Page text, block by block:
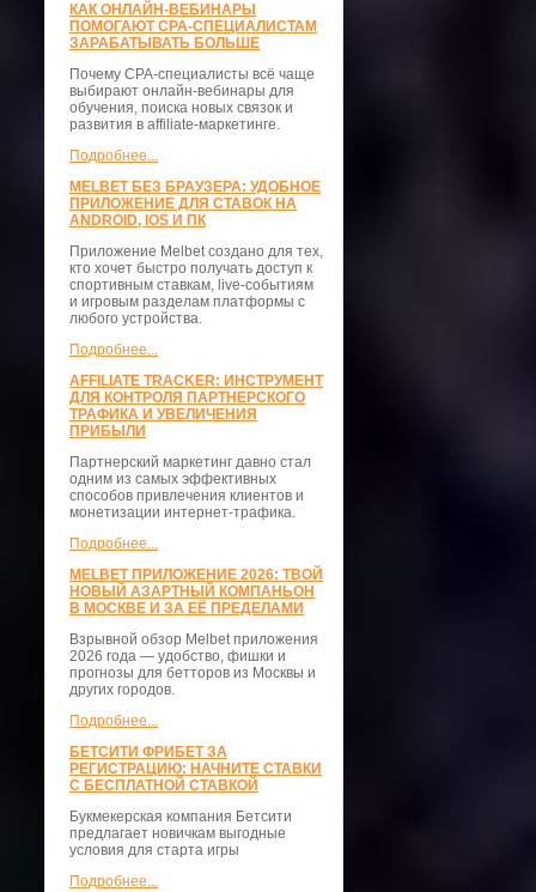
КАК ОНЛАЙН-ВЕБИНАРЫ
ПОМОГАЮТ CPA-СПЕЦИАЛИСТАМ
ЗАРАБАТЫВАТЬ БОЛЬШЕ
Почему CPA-специалисты всё чаще
выбирают онлайн-вебинары для
обучения, поиска новых связок и
развития в affiliate-маркетинге.
Подробнее...
MELBET БЕЗ БРАУЗЕРА: УДОБНОЕ
ПРИЛОЖЕНИЕ ДЛЯ СТАВОК НА
ANDROID, IOS И ПК
Приложение Melbet создано для тех,
кто хочет быстро получать доступ к
спортивным ставкам, live-событиям
и игровым разделам платформы с
любого устройства.
Подробнее...
AFFILIATE TRACKER: ИНСТРУМЕНТ
ДЛЯ КОНТРОЛЯ ПАРТНЕРСКОГО
ТРАФИКА И УВЕЛИЧЕНИЯ
ПРИБЫЛИ
Партнерский маркетинг давно стал
одним из самых эффективных
способов привлечения клиентов и
монетизации интернет-трафика.
Подробнее...
MELBET ПРИЛОЖЕНИЕ 2026: ТВОЙ
НОВЫЙ АЗАРТНЫЙ КОМПАНЬОН
В МОСКВЕ И ЗА ЕЁ ПРЕДЕЛАМИ
Взрывной обзор Melbet приложения
2026 года — удобство, фишки и
прогнозы для бетторов из Москвы и
других городов.
Подробнее...
БЕТСИТИ ФРИБЕТ ЗА
РЕГИСТРАЦИЮ: НАЧНИТЕ СТАВКИ
С БЕСПЛАТНОЙ СТАВКОЙ
Букмекерская компания Бетсити
предлагает новичкам выгодные
условия для старта игры
Подробнее...